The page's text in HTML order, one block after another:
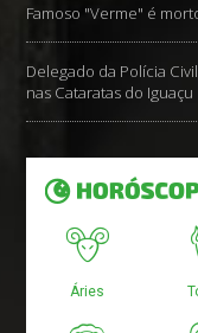
Famoso "Verme" é
Delegado da Polícia
nas Cataratas do Iguaçu